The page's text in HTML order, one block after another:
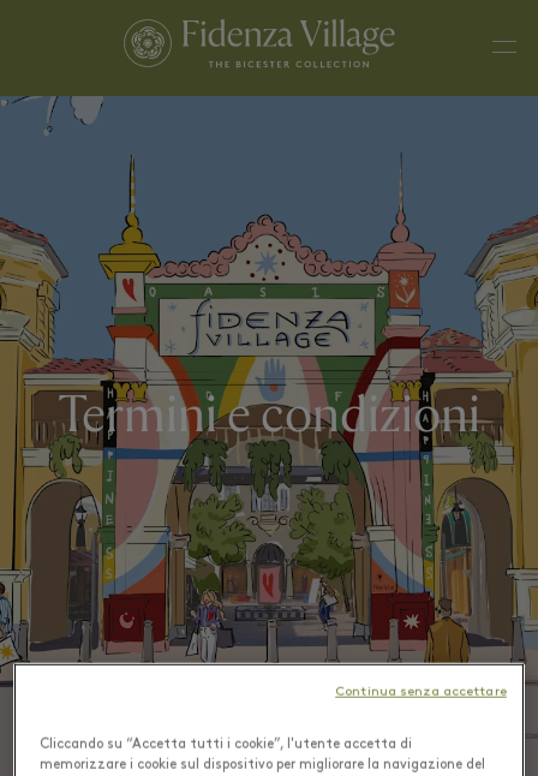
Termini e condizioni
Cliccando su “Accetta tutti i cookie”, l'utente accetta di
memorizzare i cookie sul dispositivo per migliorare la navigazione del
Continua senza accettare